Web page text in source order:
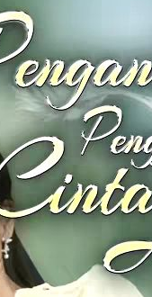
bertemu Kevin yang
dengan ayah Kevin,
keluarga
sebagai orang
memulai